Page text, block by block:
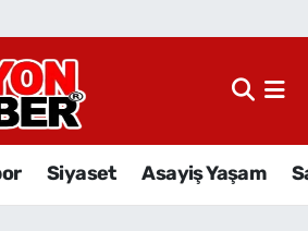
Siyaset Asayiş Yaşam